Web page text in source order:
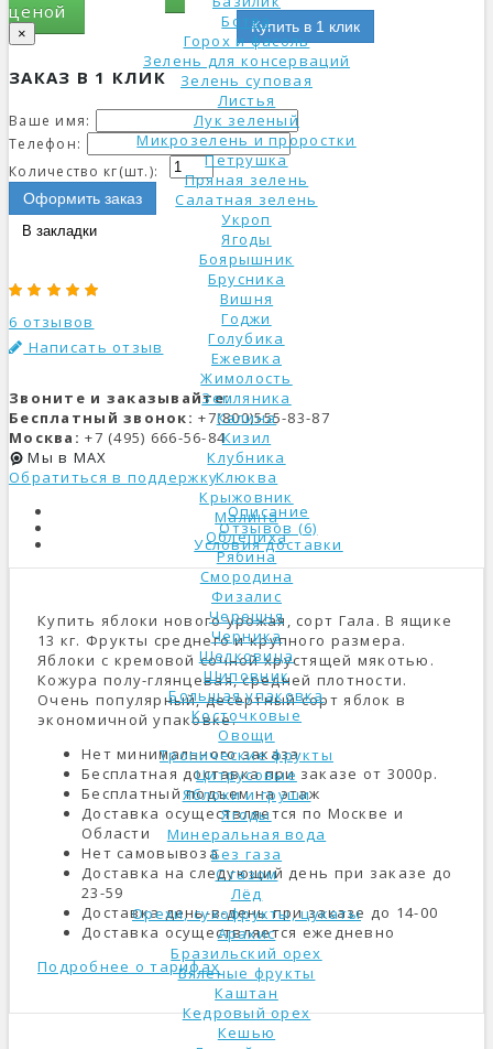
Ботва
Горох и фасоль
Зелень для консерваций
Зелень суповая
Листья
Лук зеленый
Микрозелень и проростки
Петрушка
Пряная зелень
Салатная зелень
Укроп
Ягоды
Боярышник
Брусника
Вишня
Годжи
Голубика
Ежевика
Жимолость
Земляника
Калина
Кизил
Клубника
Клюква
Крыжовник
Малина
Облепиха
Рябина
Смородина
Физалис
Черешня
Черника
Шелковица
Шиповник
Большая упаковка
Косточковые
Овощи
Тропические фрукты
Цитрусовые
Яблоки и груши
Ягоды
Минеральная вода
Без газа
С газом
Лёд
Орехи, сухофрукты, цукаты
Арахис
Бразильский орех
Вяленые фрукты
Каштан
Кедровый орех
Кешью
Купить в 1 клик
ценой
×
ЗАКАЗ В 1 КЛИК
Ваше имя:
Телефон:
Количество кг(шт.):
Оформить заказ
В закладки
6 отзывов
Написать отзыв
Звоните и заказывайте:
Бесплатный звонок: +7(800)555-83-87
Москва: +7 (495) 666-56-84
Мы в MAX
Обратиться в поддержку
Описание
Отзывов (6)
Условия доставки
Купить яблоки нового урожая, сорт Гала. В ящике
13 кг. Фрукты среднего и крупного размера.
Яблоки с кремовой сочной хрустящей мякотью.
Кожура полу-глянцевая, средней плотности.
Очень популярный, десертный сорт яблок в
экономичной упаковке.
Нет минимального заказа
Бесплатная доставка при заказе от 3000р.
Бесплатный подъем на этаж
Доставка осуществляется по Москве и
Области
Нет самовывоза
Доставка на следующий день при заказе до
23-59
Доставка день-в-день при заказе до 14-00
Доставка осуществляется ежедневно
Подробнее о тарифах